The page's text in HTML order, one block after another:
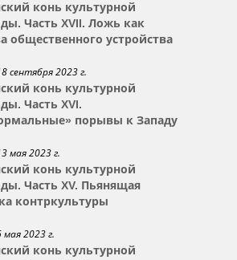
конь культурной
Часть XVII. Ложь как
общественного устройства
сентября 2023 г.
конь культурной
Часть XVI.
порывы к Западу
мая 2023 г.
конь культурной
Часть XV. Пьянящая
контркультуры
2023 г.
конь культурной